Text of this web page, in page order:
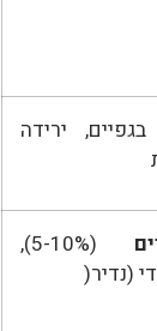
ירידה
(5-10%),
(נדיר(